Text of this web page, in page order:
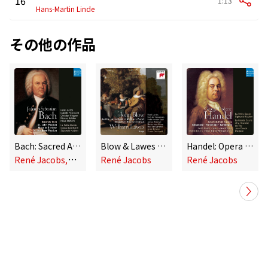
Hans-Martin Linde
その他の作品
Bach: Sacred Arias
R
ené Jacobs,Collegium Musicum van de Nederlandse Bachvereniging
Blow & Lawes - An Ode and English Songs
René Jacobs
Handel: Opera Arias
René Jacobs